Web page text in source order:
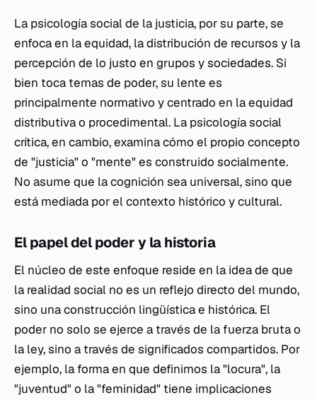
La psicología social de la justicia, por su parte, se
enfoca en la equidad, la distribución de recursos y la
percepción de lo justo en grupos y sociedades. Si
bien toca temas de poder, su lente es
principalmente normativo y centrado en la equidad
distributiva o procedimental. La psicología social
crítica, en cambio, examina cómo el propio concepto
de "justicia" o "mente" es construido socialmente.
No asume que la cognición sea universal, sino que
está mediada por el contexto histórico y cultural.
El papel del poder y la historia
El núcleo de este enfoque reside en la idea de que
la realidad social no es un reflejo directo del mundo,
sino una construcción lingüística e histórica. El
poder no solo se ejerce a través de la fuerza bruta o
la ley, sino a través de significados compartidos. Por
ejemplo, la forma en que definimos la "locura", la
"juventud" o la "feminidad" tiene implicaciones